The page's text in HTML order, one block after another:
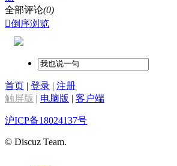
全部评论(0)
倒序浏览
首页 | 登录 | 注册
触屏版 | 电脑版 | 客户端
沪ICP备18024137号
© Discuz Team.